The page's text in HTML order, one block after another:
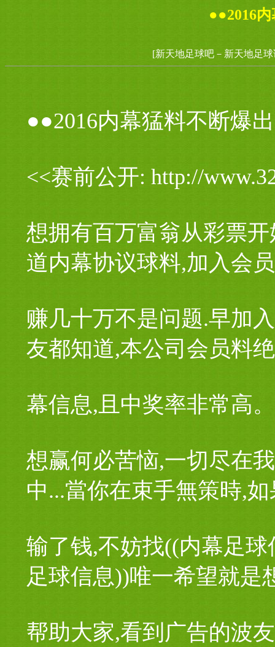
●●2016
[新天地足球吧－新天地足
●●2016内幕猛料不断爆
<<赛前公开: http://
想拥有百万富翁从彩票
道内幕协议球料,加入会
赚几十万不是问题.早加
友都知道,本公司会员料
幕信息,且中奖率非常高。
想赢何必苦恼,一切尽在
中...當你在束手無策時,
输了钱,不妨找((内幕足
足球信息))唯一希望就是
帮助大家,看到广告的波